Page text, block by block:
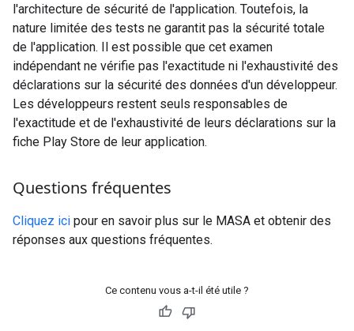
l'architecture de sécurité de l'application. Toutefois, la
nature limitée des tests ne garantit pas la sécurité totale
de l'application. Il est possible que cet examen
indépendant ne vérifie pas l'exactitude ni l'exhaustivité des
déclarations sur la sécurité des données d'un développeur.
Les développeurs restent seuls responsables de
l'exactitude et de l'exhaustivité de leurs déclarations sur la
fiche Play Store de leur application.
Questions fréquentes
Cliquez ici pour en savoir plus sur le MASA et obtenir des
réponses aux questions fréquentes.
Ce contenu vous a-t-il été utile ?